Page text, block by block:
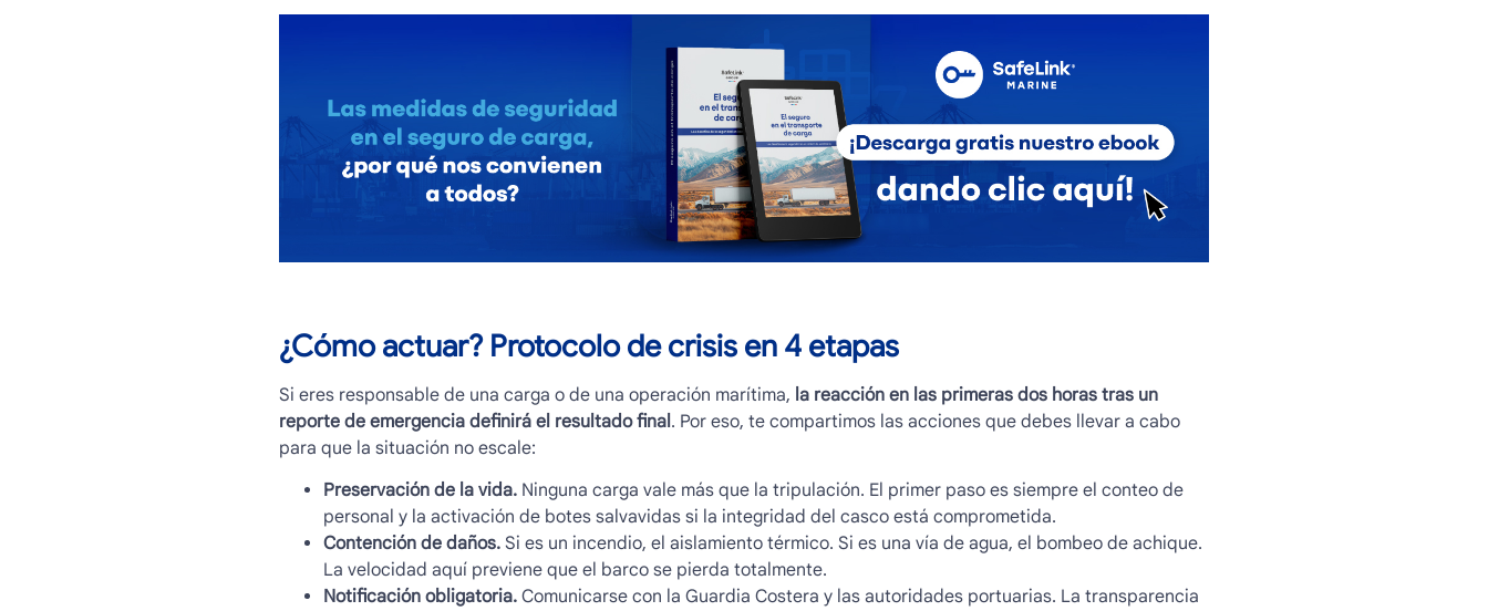
¿Cómo actuar? Protocolo de crisis en 4 etapas
Si eres responsable de una carga o de una operación marítima, la reacción en las primeras dos horas tras un
reporte de emergencia definirá el resultado final . Por eso, te compartimos las acciones que debes llevar a cabo
para que la situación no escale:
Preservación de la vida.Ninguna carga vale más que la tripulación. El primer paso es siempre el conteo de
personal y la activación de botes salvavidas si la integridad del casco está comprometida.
Contención de daños.Si es un incendio, el aislamiento térmico. Si es una vía de agua, el bombeo de achique.
La velocidad aquí previene que el barco se pierda totalmente.
Notificación obligatoria.Comunicarse con la Guardia Costera y las autoridades portuarias. La transparencia